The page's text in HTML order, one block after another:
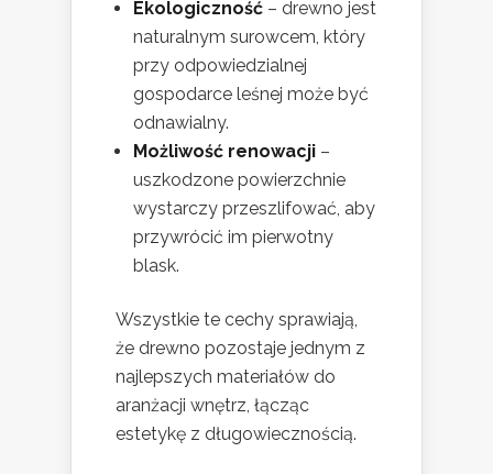
Ekologiczność – drewno jest
naturalnym surowcem, który
przy odpowiedzialnej
gospodarce leśnej może być
odnawialny.
Możliwość renowacji –
uszkodzone powierzchnie
wystarczy przeszlifować, aby
przywrócić im pierwotny
blask.
Wszystkie te cechy sprawiają,
że drewno pozostaje jednym z
najlepszych materiałów do
aranżacji wnętrz, łącząc
estetykę z długowiecznością.